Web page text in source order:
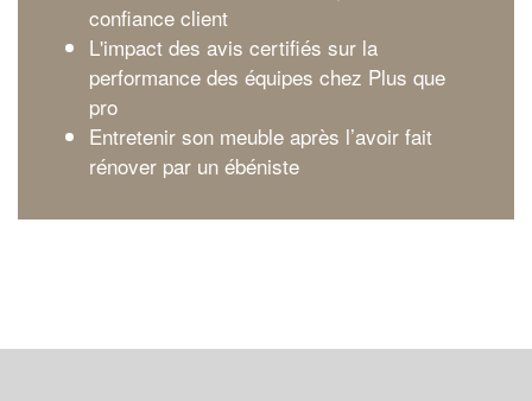
confiance client
L'impact des avis certifiés sur la
performance des équipes chez Plus que
pro
Entretenir son meuble après l’avoir fait
rénover par un ébéniste